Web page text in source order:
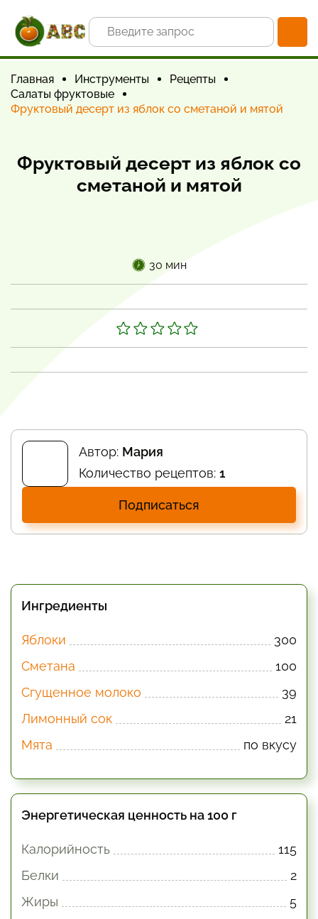
Главная Инструменты
Рецепты
Салаты фруктовые
Фруктовый десерт из яблок со сметаной и мятой
Фруктовый десерт из яблок со
сметаной и мятой
30 мин
Автор: Мария
Количество рецептов: 1
Подписаться
Ингредиенты
Яблоки
300
Сметана
100
Сгущенное молоко
39
Лимонный сок
21
Мята
по вкусу
Энергетическая ценность на 100 г
Калорийность
115
Белки
2
Жиры
5